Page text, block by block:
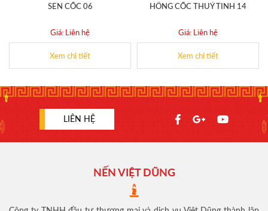
SEN CỐC 06
Giá: Liên hệ
Xem chi tiết
HÔNG CỐC THUỶ TINH 14
Giá: Liên hệ
Xem chi tiết
LIÊN HỆ
NẾN VIỆT DŨNG